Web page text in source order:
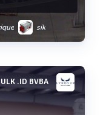
sik
.ID BVBA